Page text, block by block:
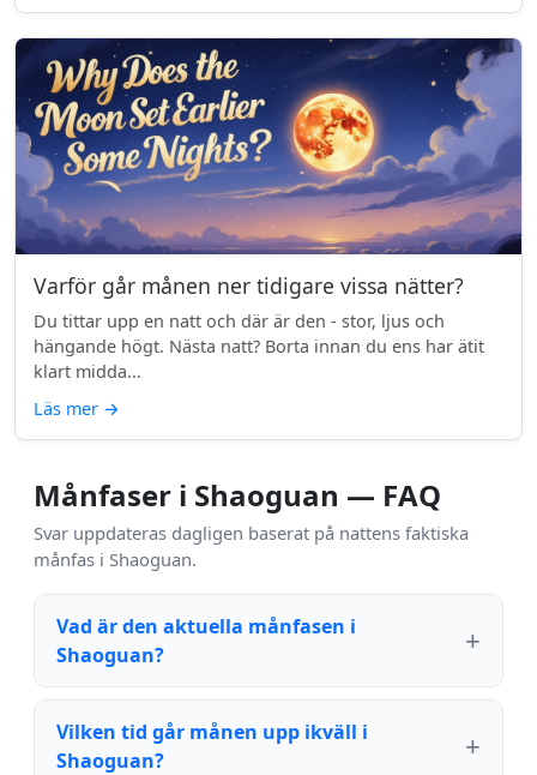
Varför går månen ner tidigare vissa nätter?
Du tittar upp en natt och där är den - stor, ljus och
hängande högt. Nästa natt? Borta innan du ens har ätit
klart midda...
Läs mer →
Månfaser i Shaoguan — FAQ
Svar uppdateras dagligen baserat på nattens faktiska
månfas i Shaoguan.
Vad är den aktuella månfasen i
Shaoguan?
Vilken tid går månen upp ikväll i
Shaoguan?